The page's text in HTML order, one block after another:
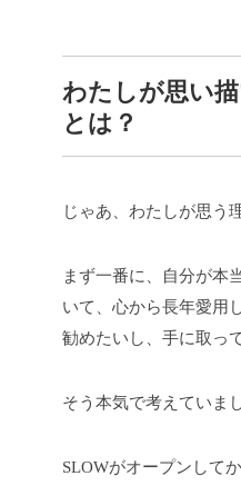
わたしが思い
とは？
じゃあ、わたしが思う
まず一番に、自分が本
いて、心から長年愛用
勧めたいし、手に取っ
そう本気で考えていま
SLOWがオープンして